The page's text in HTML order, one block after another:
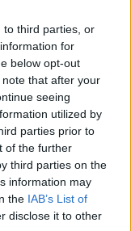
to third parties, or
for
below opt-out
that after your
seeing
utilized by
parties prior to
of the further
third parties on the
information may
the IAB’s List of
disclose it to other
fogo, que
uma
na
12, uma
arma de ar
dez munições
de pólvora e uma